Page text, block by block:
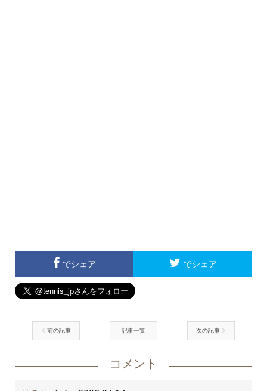
でシェア でシェア
前の記事 記事一覧 次の記事
コメント